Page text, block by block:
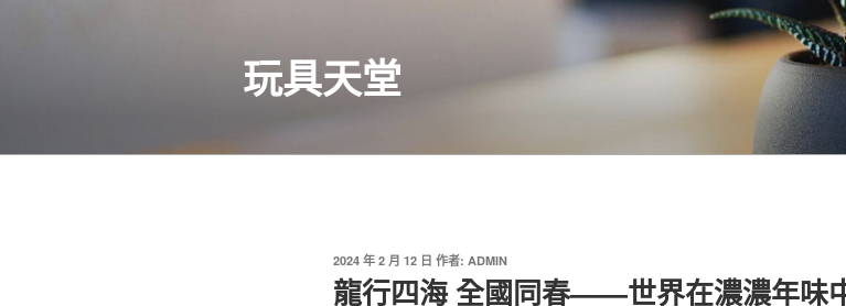
玩具天堂
發
佈
於
2024 年 2 月 12 日 作者: ADMIN
龍行四海 全國同春——世界在濃濃年味